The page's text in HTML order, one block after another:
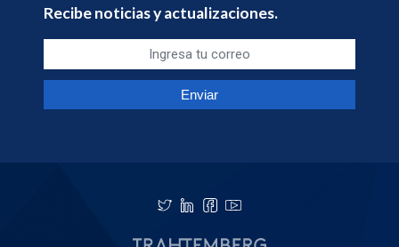
Recibe noticias y actualizaciones.